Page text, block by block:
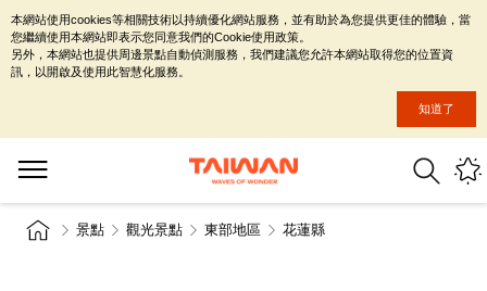
景點 觀光景點 東部地區 花蓮縣
本網站使用cookies等相關技術以持續優化網站服務，並有助於為您提供更佳的體驗，當
您繼續使用本網站即表示您同意我們的Cookie使用政策。
另外，本網站也提供周邊景點自動偵測服務，我們建議您允許本網站取得您的位置資
訊，以開啟及使用此智慧化服務。
知道了